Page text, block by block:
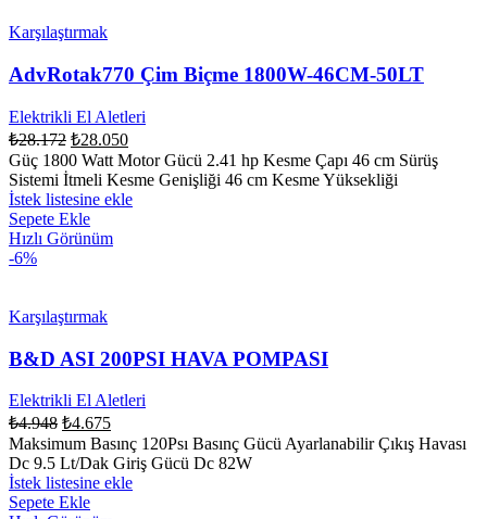
Karşılaştırmak
AdvRotak770 Çim Biçme 1800W-46CM-50LT
Elektrikli El Aletleri
₺28.172 ₺28.050
Güç 1800 Watt Motor Gücü 2.41 hp Kesme Çapı 46 cm Sürüş
Sistemi İtmeli Kesme Genişliği 46 cm Kesme Yüksekliği
İstek listesine ekle
Sepete Ekle
Hızlı Görünüm
-6%
Karşılaştırmak
B&D ASI 200PSI HAVA POMPASI
Elektrikli El Aletleri
₺4.948 ₺4.675
Maksimum Basınç 120Psı Basınç Gücü Ayarlanabilir Çıkış Havası
Dc 9.5 Lt/Dak Giriş Gücü Dc 82W
İstek listesine ekle
Sepete Ekle